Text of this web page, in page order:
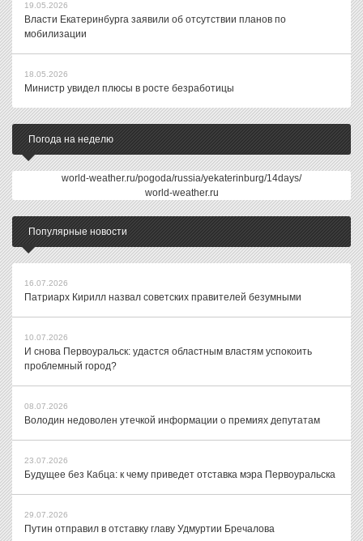
19.05.2026
Власти Екатеринбурга заявили об отсутствии планов по
мобилизации
18.05.2026
Министр увидел плюсы в росте безработицы
Погода на неделю
world-weather.ru/pogoda/russia/yekaterinburg/14days/
world-weather.ru
Популярные новости
16.07.2026
Патриарх Кирилл назвал советских правителей безумными
10.07.2026
И снова Первоуральск: удастся областным властям успокоить
проблемный город?
08.07.2026
Володин недоволен утечкой информации о премиях депутатам
23.07.2026
Будущее без Кабца: к чему приведет отставка мэра Первоуральска
29.07.2026
Путин отправил в отставку главу Удмуртии Бречалова